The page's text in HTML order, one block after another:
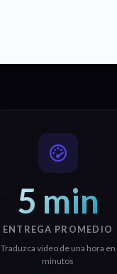
5 min
ENTREGA PROMEDIO
Traduzca video de una hora en
minutos